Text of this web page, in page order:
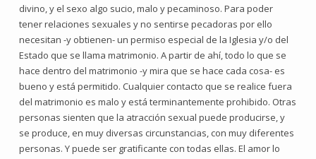
divino, y el sexo algo sucio, malo y pecaminoso. Para poder
tener relaciones sexuales y no sentirse pecadoras por ello
necesitan -y obtienen- un permiso especial de la Iglesia y/o del
Estado que se llama matrimonio. A partir de ahí, todo lo que se
hace dentro del matrimonio -y mira que se hace cada cosa- es
bueno y está permitido. Cualquier contacto que se realice fuera
del matrimonio es malo y está terminantemente prohibido. Otras
personas sienten que la atracción sexual puede producirse, y
se produce, en muy diversas circunstancias, con muy diferentes
personas. Y puede ser gratificante con todas ellas. El amor lo